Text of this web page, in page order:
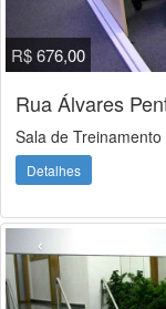
R$ 676,00
Rua Álvares
Sala de
Detalhes
‹